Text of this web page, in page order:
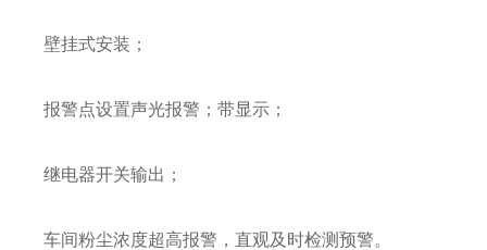
壁挂式安装；
报警点设置声光报警；带显示；
继电器开关输出；
车间粉尘浓度超高报警，直观及时检测预警。